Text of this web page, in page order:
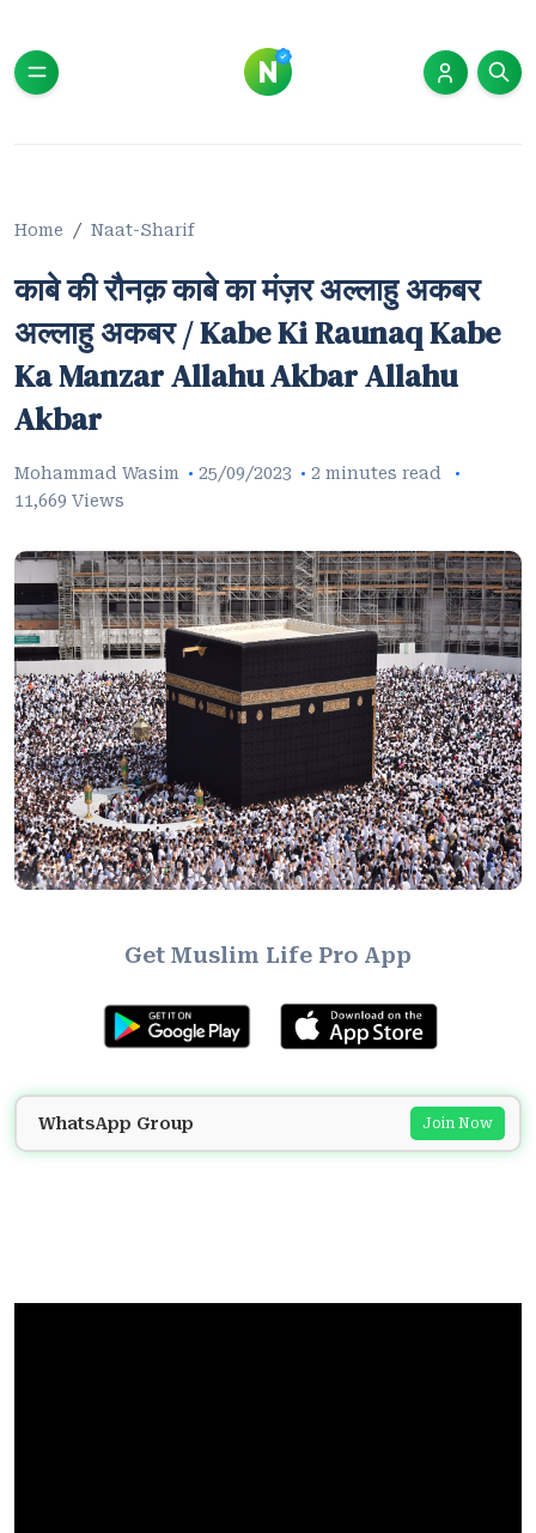
Home Naat-Sharif
काबे की रौनक़ काबे का मंज़र अल्लाहु अकबर
अल्लाहु अकबर / Kabe Ki Raunaq Kabe
Ka Manzar Allahu Akbar Allahu
Akbar
Mohammad Wasim 25/09/2023
2 minutes read
11,669 Views
Get Muslim Life Pro App
WhatsApp Group Join Now